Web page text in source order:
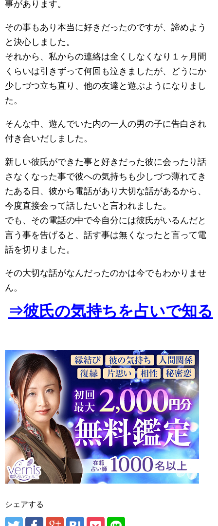
事があります。
その事もあり本当に好きだったのですが、諦めよう
と決心しました。
それから、私からの連絡は全くしなくなり１ヶ月間
くらいは引きずって何回も泣きましたが、どうにか
少しづつ立ち直り、他の友達と遊ぶようになりまし
た。
そんな中、遊んでいた内の一人の男の子に告白され
付き合いだしました。
新しい彼氏ができた事と好きだった彼に会ったり話
さなくなった事で彼への気持ちも少しづつ薄れてき
たある日、彼から電話があり大切な話があるから、
今度直接会って話したいと言われました。
でも、その電話の中で今自分には彼氏がいるんだと
言う事を告げると、話す事は無くなったと言って電
話を切りました。
その大切な話がなんだったのかは今でもわかりませ
ん。
⇒彼氏の気持ちを占いで知る
シェアする